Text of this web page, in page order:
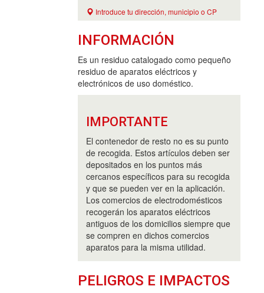
Introduce tu dirección, municipio o CP
INFORMACIÓN
Es un residuo catalogado como pequeño
residuo de aparatos eléctricos y
electrónicos de uso doméstico.
IMPORTANTE
El contenedor de resto no es su punto
de recogida. Estos artículos deben ser
depositados en los puntos más
cercanos específicos para su recogida
y que se pueden ver en la aplicación.
Los comercios de electrodomésticos
recogerán los aparatos eléctricos
antiguos de los domicilios siempre que
se compren en dichos comercios
aparatos para la misma utilidad.
PELIGROS E IMPACTOS